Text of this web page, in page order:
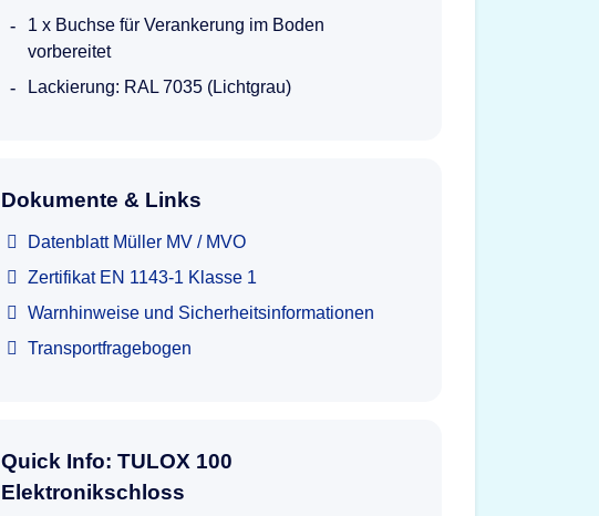
1 x Buchse für Verankerung im Boden
vorbereitet
Lackierung: RAL 7035 (Lichtgrau)
Dokumente & Links
Datenblatt Müller MV / MVO
Zertifikat EN 1143-1 Klasse 1
Warnhinweise und Sicherheitsinformationen
Transportfragebogen
Quick Info: TULOX 100
Elektronikschloss